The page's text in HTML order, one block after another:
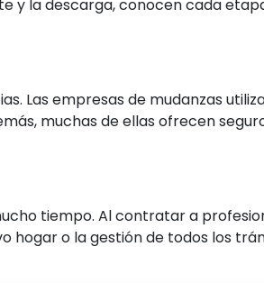
y la descarga, conocen cada
Las empresas de mudanzas
muchas de ellas ofrecen
tiempo. Al contratar a
hogar o la gestión de todos los